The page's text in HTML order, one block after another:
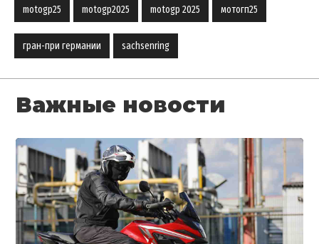
motogp25 motogp2025 motogp 2025 мотогп25
гран-при германии sachsenring
Важные новости